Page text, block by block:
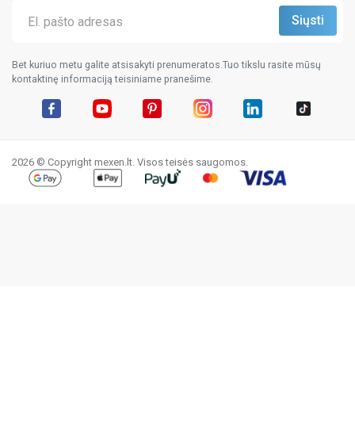
Bet kuriuo metu galite atsisakyti prenumeratos.Tuo tikslu rasite mūsų
kontaktinę informaciją teisiniame pranešime.
2026 © Copyright mexen.lt. Visos teisės saugomos.